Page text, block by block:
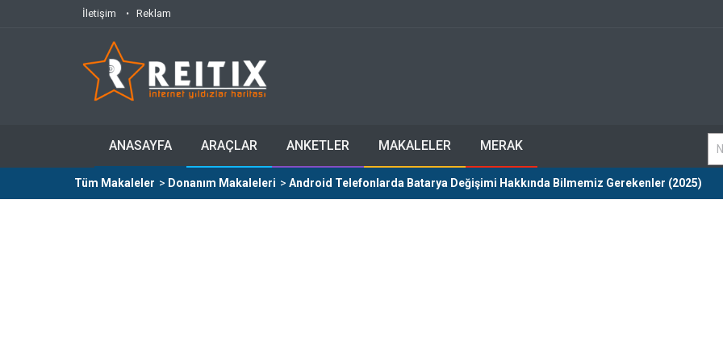
İletişim Reklam
ANASAYFA ARAÇLAR ANKETLER MAKALELER MERAK
Tüm Makaleler > Donanım Makaleleri > Android Telefonlarda Batarya Değişimi Hakkında Bilmemiz Gerekenler (2025)